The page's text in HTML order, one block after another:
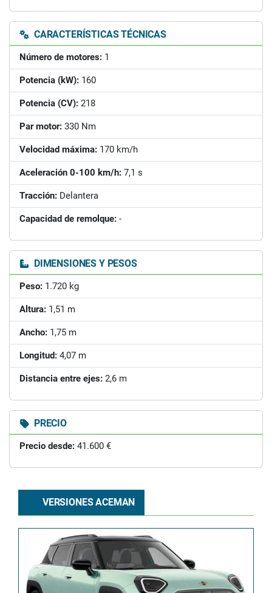
CARACTERÍSTICAS TÉCNICAS
Número de motores: 1
Potencia (kW): 160
Potencia (CV): 218
Par motor: 330 Nm
Velocidad máxima: 170 km/h
Aceleración 0-100 km/h: 7,1 s
Tracción: Delantera
Capacidad de remolque: -
DIMENSIONES Y PESOS
Peso: 1.720 kg
Altura: 1,51 m
Ancho: 1,75 m
Longitud: 4,07 m
Distancia entre ejes: 2,6 m
PRECIO
Precio desde: 41.600 €
VERSIONES ACEMAN